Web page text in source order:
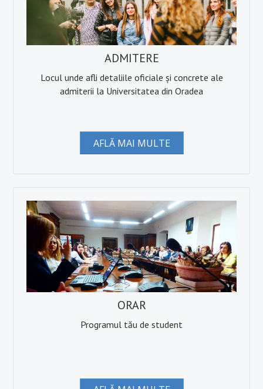
Ştiinţe ale Educaţiei
Școală doctorală de Sociologie
Regulamentul școlii doctorale
Admitere Doctorat
Centre de cercetare
Publicaţii
Manifestări științifice
Etica cercetare
Planuri de învățământ
ADMITERE
Locul unde afli detaliile oficiale și concrete ale
admiterii la Universitatea din Oradea
AFLĂ MAI MULTE
ORAR
Programul tău de student